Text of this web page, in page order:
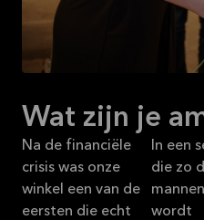
Wat zijn je
Na de financiële
crisis was onze
winkel een van de
eersten die echt
In een
die zo
mannen
wordt